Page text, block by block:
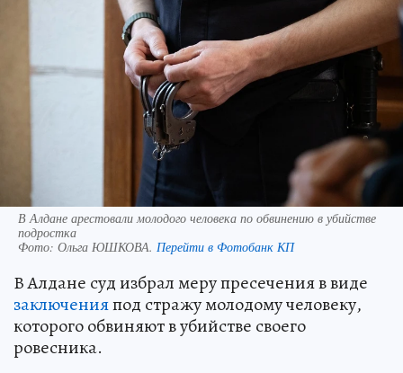
В Алдане арестовали молодого человека по обвинению в убийстве
подростка
Фото: Ольга ЮШКОВА. Перейти в Фотобанк КП
В Алдане суд избрал меру пресечения в виде
заключенияпод стражу молодому человеку,
которого обвиняют в убийстве своего
ровесника.